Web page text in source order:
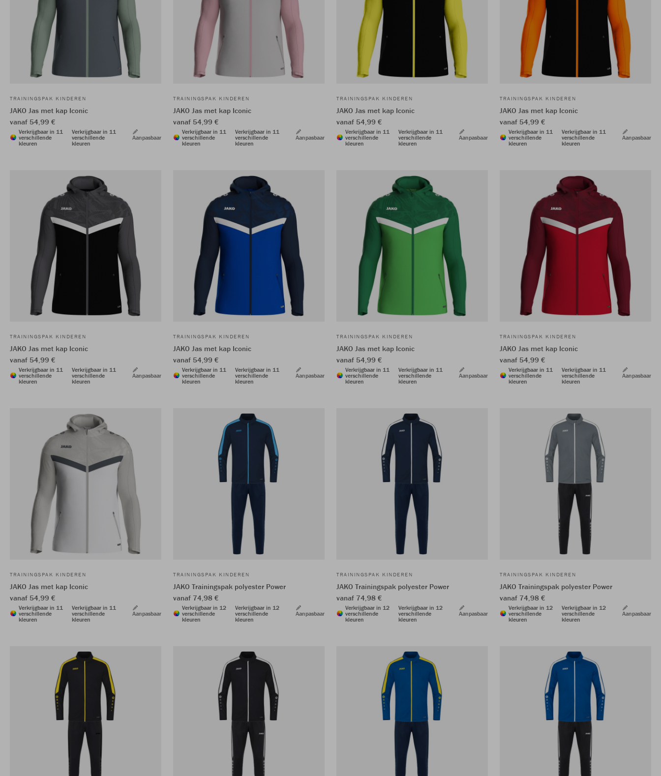
TRAININGSPAK KINDEREN
JAKO Jas met kap Iconic
vanaf 54,99 €
Verkrijgbaar in 11
verschillende
kleuren
Verkrijgbaar in 11
verschillende
kleuren
Aanpasbaar
TRAININGSPAK KINDEREN
JAKO Jas met kap Iconic
vanaf 54,99 €
Verkrijgbaar in 11
verschillende
kleuren
Verkrijgbaar in 11
verschillende
kleuren
Aanpasbaar
TRAININGSPAK KINDEREN
JAKO Jas met kap Iconic
vanaf 54,99 €
Verkrijgbaar in 11
verschillende
kleuren
Verkrijgbaar in 11
verschillende
kleuren
Aanpasbaar
TRAININGSPAK KINDEREN
JAKO Jas met kap Iconic
vanaf 54,99 €
Verkrijgbaar in 11
verschillende
kleuren
Verkrijgbaar in 11
verschillende
kleuren
Aanpasbaar
TRAININGSPAK KINDEREN
JAKO Jas met kap Iconic
vanaf 54,99 €
Verkrijgbaar in 11
verschillende
kleuren
Verkrijgbaar in 11
verschillende
kleuren
Aanpasbaar
TRAININGSPAK KINDEREN
JAKO Jas met kap Iconic
vanaf 54,99 €
Verkrijgbaar in 11
verschillende
kleuren
Verkrijgbaar in 11
verschillende
kleuren
Aanpasbaar
TRAININGSPAK KINDEREN
JAKO Jas met kap Iconic
vanaf 54,99 €
Verkrijgbaar in 11
verschillende
kleuren
Verkrijgbaar in 11
verschillende
kleuren
Aanpasbaar
TRAININGSPAK KINDEREN
JAKO Jas met kap Iconic
vanaf 54,99 €
Verkrijgbaar in 11
verschillende
kleuren
Verkrijgbaar in 11
verschillende
kleuren
Aanpasbaar
TRAININGSPAK KINDEREN
JAKO Jas met kap Iconic
vanaf 54,99 €
Verkrijgbaar in 11
verschillende
kleuren
Verkrijgbaar in 11
verschillende
kleuren
Aanpasbaar
TRAININGSPAK KINDEREN
JAKO Trainingspak polyester Power
vanaf 74,98 €
Verkrijgbaar in 12
verschillende
kleuren
Verkrijgbaar in 12
verschillende
kleuren
Aanpasbaar
TRAININGSPAK KINDEREN
JAKO Trainingspak polyester Power
vanaf 74,98 €
Verkrijgbaar in 12
verschillende
kleuren
Verkrijgbaar in 12
verschillende
kleuren
Aanpasbaar
TRAININGSPAK KINDEREN
JAKO Trainingspak polyester Power
vanaf 74,98 €
Verkrijgbaar in 12
verschillende
kleuren
Verkrijgbaar in 12
verschillende
kleuren
Aanpasbaar